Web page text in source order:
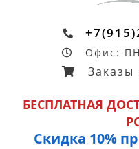
Офис:
Заказы
БЕСПЛАТНАЯ
Скидка 10%